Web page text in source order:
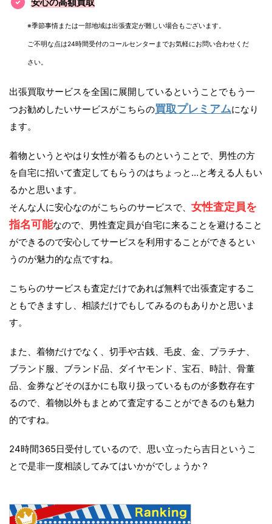
※季節事情または一部地域は出張査定が難しい場合もございます。
ご不明な点は24時間受付のコールセンターまでお気軽にお問い合わせくだ
さい。
出張買取サービスを全国に展開しているということでもう一
つお勧めしたいサービスがこちらの買取プレミアムになり
ます。
着物というとやはり女性が着るものということで、男性の方
を自宅に招いて査定してもらうのはちょっと…と考える人もい
るかと思います。
そんな人に安心なのがこちらのサービスで、 女性査定員を
指名可能なので、男性査定員が自宅に来ることを避けること
ができるので安心してサービスを利用することができるとい
うのが魅力的な点ですね。
こちらのサービスも査定だけであれば無料で出張査定するこ
ともできますし、相談だけでもしてみるのもありかと思いま
す。
また、着物だけでなく、切手や古銭、毛皮、金、プラチナ、
ブランド服、ブランド品、ダイヤモンド、宝石、時計、骨董
品、金券などそのほかにも取り扱っているものが多数存在す
るので、着物以外もまとめて査定することができるのも魅力
的ですね。
24時間365日受付しているので、思い立ったら吉日というこ
とで是非一度相談してみてはいかがでしょうか？